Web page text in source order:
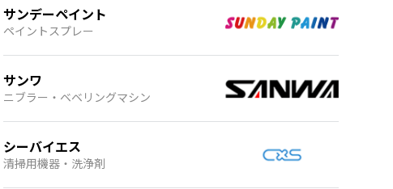
サンデーペイント
ペイントスプレー
サンワ
ニブラー・ベベリングマシン
シーバイエス
清掃用機器・洗浄剤